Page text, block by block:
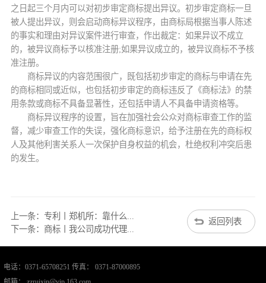
之日起三个月内可以对初步审定商标提出异议。初步审定商标一旦
被人提出异议，则会启动商标异议程序，由商标局根据当事人陈述
的事实和理由对异议案件进行审查，作出裁定：如果异议不成立
的，被异议商标予以核准注册;如果异议成立的，被异议商标不予核
准注册。
商标异议的内容范围很广，既包括初步审定的商标与申请在先
的商标相同或近似，也包括初步审定的商标违反了《商标法》的禁
用条款或商标不具备显著性，还包括申请人不具备申请资格等。
商标异议程序的设置，旨在加强社会公众对商标审查工作的监
督，减少审查工作的失误，强化商标意识，给予注册在先的商标权
人及其他利害关系人一次保护自身权益的机会，杜绝权利冲突后患
的发生。
返回列表
上一条： 专利丨郑机所：靠什么...
下一条： 商标丨我公司成功代理...
电话：0371-65708251 传真： 0371-87000895